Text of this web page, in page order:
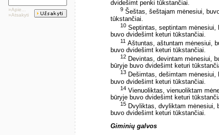
»Apie...
»Atsakyti
dvidešimt penki tūkstančiai.
9 Šeštas, šeštajam mėnesiui,
tūkstančiai.
10 Septintas, septintam
buvo dvidešimt keturi tūkstančiai.
11 Aštuntas, aštuntam mėnesiui,
buvo dvidešimt keturi tūkstančiai.
12 Devintas, devintam mėnesiui,
būryje buvo dvidešimt keturi
13 Dešimtas, dešimtam
buvo dvidešimt keturi tūkstančiai.
14 Vienuoliktas, vienuoliktam
būryje buvo dvidešimt keturi
15 Dvyliktas, dvyliktam mėnesiui,
buvo dvidešimt keturi tūkstančiai.
Giminių galvos